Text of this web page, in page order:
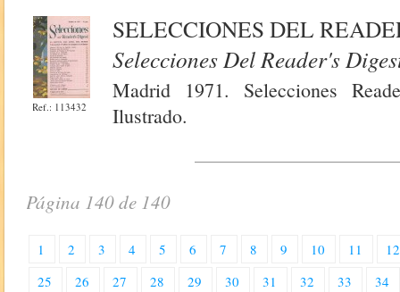
Ref.: 113432
SELECCIONES DEL
Selecciones Del Reader's
Madrid 1971. Selecciones
Ilustrado.
Página 140 de 140
1 2 3 4 5 6 7 8 9 10 11
12
25
26 27 28 29 30 31 32 33
34